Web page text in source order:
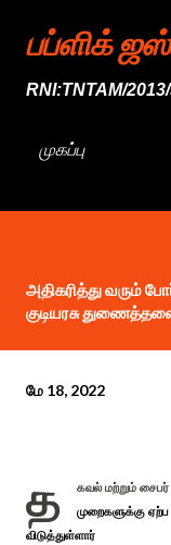
பப்ளிக்
RNI:TNTAM/
முகப்பு
அதிகரித்து வரும்
குடியரசு
மே 18, 2022
த
கவல் மற்றும் சைபர்
முறைகளுக்கு
விடுத்துள்ளார்